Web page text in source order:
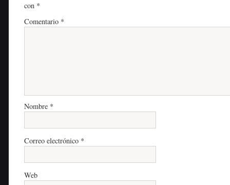
con *
Comentario *
Nombre *
Correo electrónico *
Web